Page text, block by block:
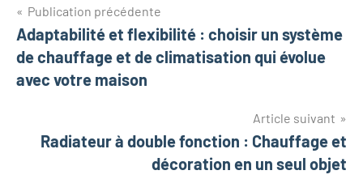
Navigation
de
l’article
Publication précédente
Adaptabilité et flexibilité : choisir un système
de chauffage et de climatisation qui évolue
avec votre maison
Article suivant
Radiateur à double fonction : Chauffage et
décoration en un seul objet